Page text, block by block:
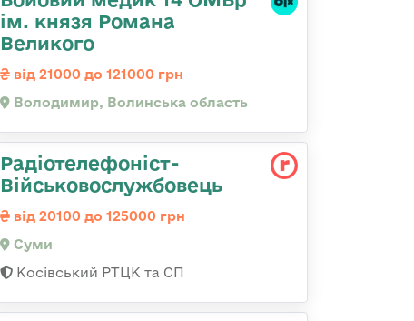
ім. князя Романа
Великого
від 21000 до 121000 грн
Володимир, Волинська область
Радіотелефоніст-
Військовослужбовець
від 20100 до 125000 грн
Суми
Косівський РТЦК та СП